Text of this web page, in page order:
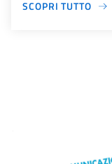
SCOPRI TUTTO